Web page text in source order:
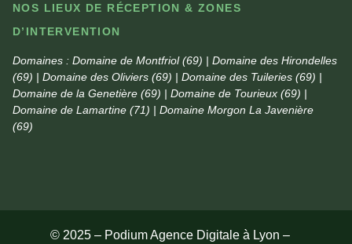
NOS LIEUX DE RÉCEPTION & ZONES
D’INTERVENTION
Domaines : Domaine de Montfriol (69) | Domaine des Hirondelles
(69) | Domaine des Oliviers (69) | Domaine des Tuileries (69) |
Domaine de la Genetière (69) | Domaine de Tourieux (69) |
Domaine de Lamartine (71) | Domaine Morgon La Javenière
(69)
© 2025 – Podium Agence Digitale à Lyon –